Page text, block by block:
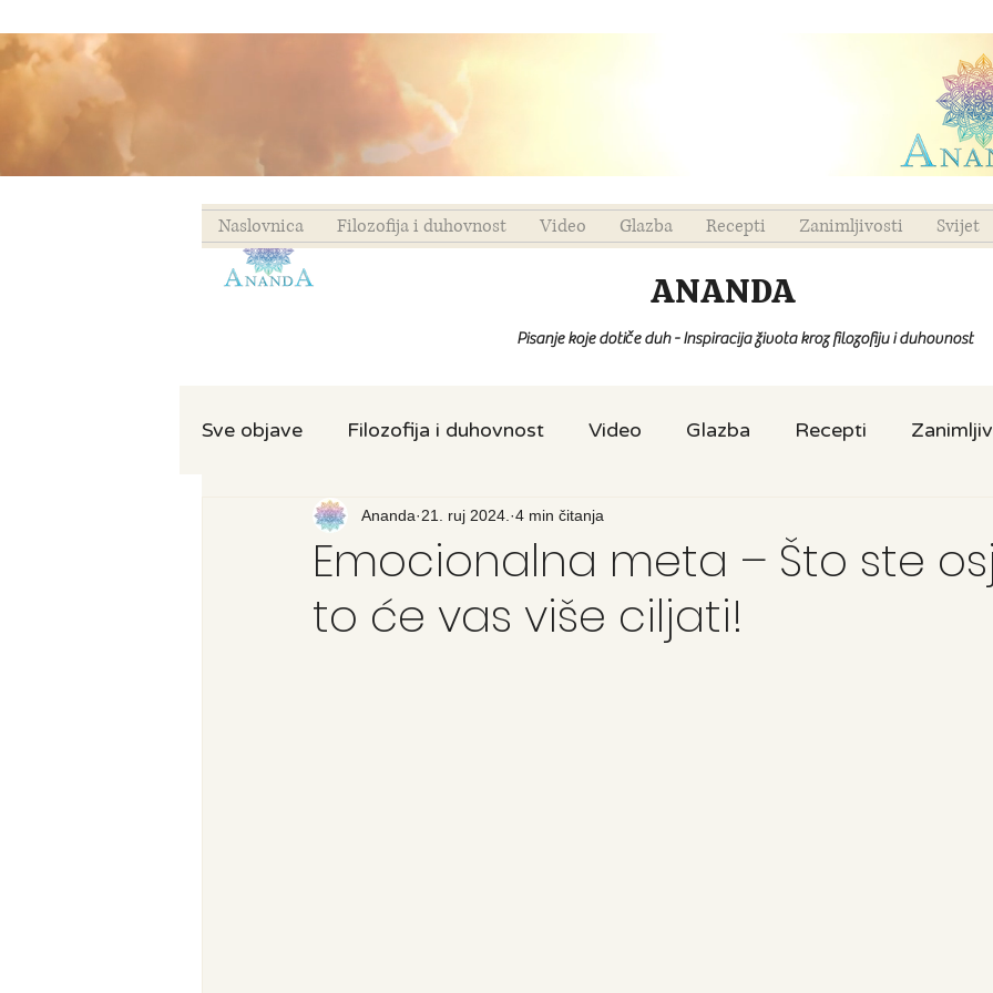
Naslovnica Filozofija i duhovnost Video Glazba Recepti Zanimljivosti Svijet
ANANDA
Pisanje koje dotiče duh - Inspiracija života kroz filozofiju i duhovnost
Sve objave Filozofija i duhovnost Video Glazba Recepti
Recenzija knjige Svijet
Emocionalna meta – Što ste
to će vas više ciljati!
Ananda 21. ruj 2024. 4 min čitanja